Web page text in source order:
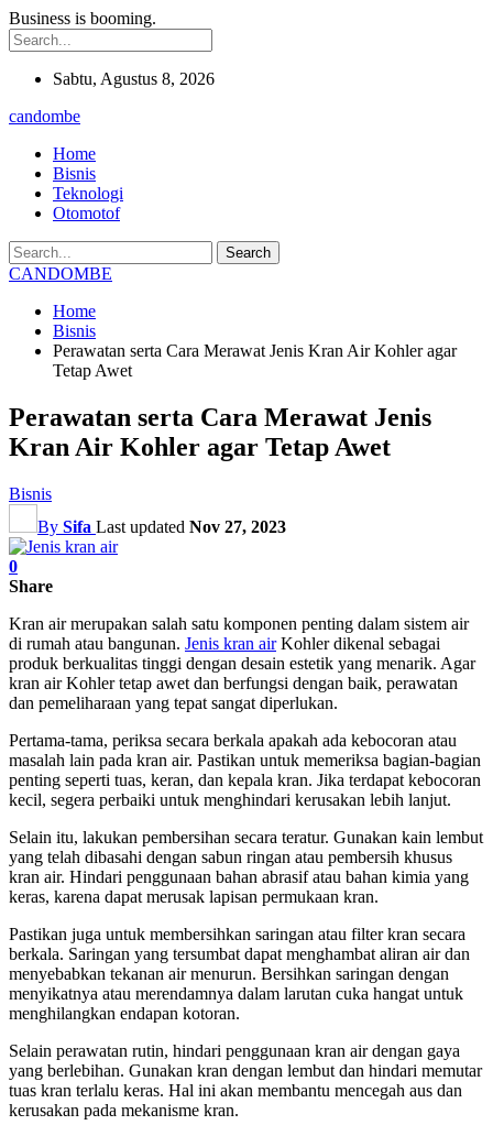
Business is booming.
Sabtu, Agustus 8, 2026
candombe
Home
Bisnis
Teknologi
Otomotof
CANDOMBE
Home
Bisnis
Perawatan serta Cara Merawat Jenis Kran Air Kohler agar
Tetap Awet
Perawatan serta Cara Merawat Jenis
Kran Air Kohler agar Tetap Awet
Bisnis
By Sifa Last updated Nov 27, 2023
0
Share
Kran air merupakan salah satu komponen penting dalam sistem air
di rumah atau bangunan. Jenis kran airKohler dikenal sebagai
produk berkualitas tinggi dengan desain estetik yang menarik. Agar
kran air Kohler tetap awet dan berfungsi dengan baik, perawatan
dan pemeliharaan yang tepat sangat diperlukan.
Pertama-tama, periksa secara berkala apakah ada kebocoran atau
masalah lain pada kran air. Pastikan untuk memeriksa bagian-bagian
penting seperti tuas, keran, dan kepala kran. Jika terdapat kebocoran
kecil, segera perbaiki untuk menghindari kerusakan lebih lanjut.
Selain itu, lakukan pembersihan secara teratur. Gunakan kain lembut
yang telah dibasahi dengan sabun ringan atau pembersih khusus
kran air. Hindari penggunaan bahan abrasif atau bahan kimia yang
keras, karena dapat merusak lapisan permukaan kran.
Pastikan juga untuk membersihkan saringan atau filter kran secara
berkala. Saringan yang tersumbat dapat menghambat aliran air dan
menyebabkan tekanan air menurun. Bersihkan saringan dengan
menyikatnya atau merendamnya dalam larutan cuka hangat untuk
menghilangkan endapan kotoran.
Selain perawatan rutin, hindari penggunaan kran air dengan gaya
yang berlebihan. Gunakan kran dengan lembut dan hindari memutar
tuas kran terlalu keras. Hal ini akan membantu mencegah aus dan
kerusakan pada mekanisme kran.